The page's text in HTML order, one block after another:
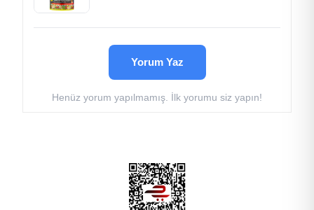
BİLEŞİM
Balık ürünleri
Sebze protein konsantresi
Bira mayası
Yorum Yaz
Henüz yorum yapılmamış. İlk yorumu siz yapın!